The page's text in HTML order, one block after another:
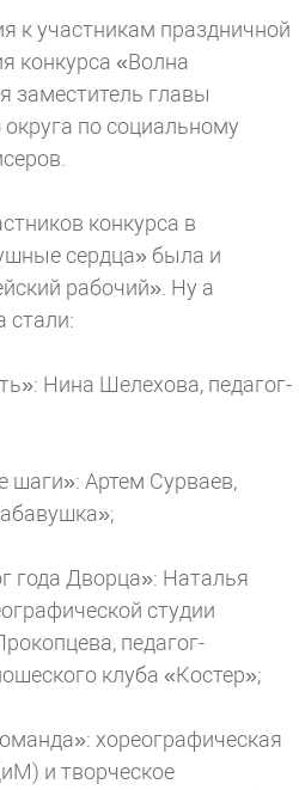
к участникам праздничной
конкурса «Волна
заместитель главы
округа по социальному
конкурса в
сердца» была и
рабочий». Ну а
стали:
Нина Шелехова, педагог-
Артем Сурваев,
года Дворца»: Наталья
студии
педагог-
клуба «Костер»;
хореографическая
и творческое